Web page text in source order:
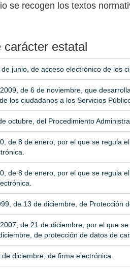
se recogen los textos
carácter estatal
junio, de acceso electrónico de los
de 6 de noviembre, que
los ciudadanos a los Servicios
octubre, del Procedimiento
de 8 de enero, por el que se regula
de 8 de enero, por el que se regula
de 13 de diciembre, de Protección
de 21 de diciembre, por el que
de protección de datos de
diciembre, de firma electrónica.